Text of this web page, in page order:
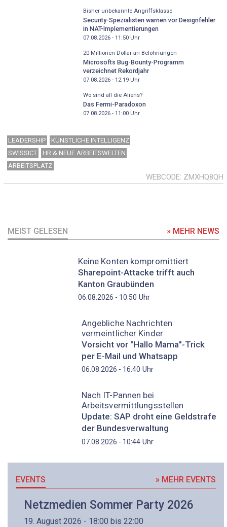
Bisher unbekannte Angriffsklasse
Security-Spezialisten warnen vor Designfehler
in NAT-Implementierungen
07.08.2026 - 11:50Uhr
20 Millionen Dollar an Belohnungen
Microsofts Bug-Bounty-Programm
verzeichnet Rekordjahr
07.08.2026 - 12:19Uhr
Wo sind all die Aliens?
Das Fermi-Paradoxon
07.08.2026 - 11:00Uhr
LEADERSHIP
KÜNSTLICHE INTELLIGENZ
SWISSICT
HR & NEUE ARBEITSWELTEN
ARBEITSPLATZ
WEBCODE ZMXHQ8QH
MEIST GELESEN » MEHR NEWS
Keine Konten kompromittiert
Sharepoint-Attacke trifft auch
Kanton Graubünden
06.08.2026 - 10:50 Uhr
Angebliche Nachrichten
vermeintlicher Kinder
Vorsicht vor "Hallo Mama"-Trick
per E-Mail und Whatsapp
06.08.2026 - 16:40 Uhr
Nach IT-Pannen bei
Arbeitsvermittlungsstellen
Update: SAP droht eine Geldstrafe
der Bundesverwaltung
07.08.2026 - 10:44Uhr
EVENTS » MEHR EVENTS
Netzmedien Sommer Party 2026
19. August 2026 - 18:00 bis 22:00